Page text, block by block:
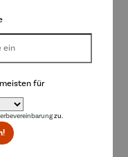
für
zu.